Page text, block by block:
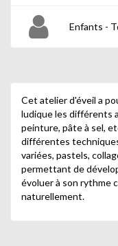
Enfants -
Cet atelier d'éveil a
ludique les différents
peinture, pâte à sel,
différentes
variées, pastels,
permettant de
évoluer à son rythme
naturellement.